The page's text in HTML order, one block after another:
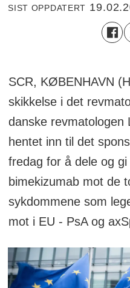
SIST OPPDATERT
SCR, KØBENHAVN
skikkelse i det
danske revmatologen
hentet inn til det
fredag for å dele og
bimekizumab mot de
sykdommene som
mot i EU - PsA og